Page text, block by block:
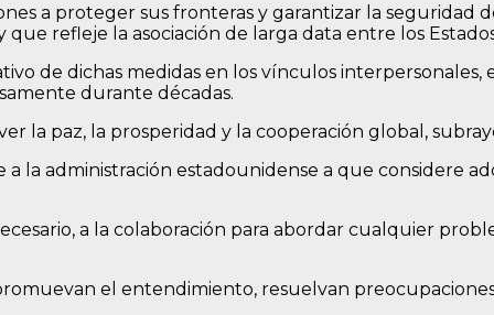
a proteger sus fronteras y garantizar la seguridad
refleje la asociación de larga data entre los
de dichas medidas en los vínculos
durante décadas.
la paz, la prosperidad y la cooperación global,
a la administración estadounidense a que considere
a la colaboración para abordar cualquier
el entendimiento, resuelvan